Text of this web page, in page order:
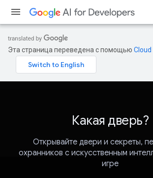
Эта страница переведена с помощью Cloud
Какая дверь?
Открывайте двери и секреты,
охранников с искусственным
игре